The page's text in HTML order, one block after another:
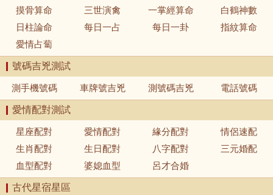
摸骨算命
三世演禽 一掌經算命
白鶴神數
日柱論命
每日一占 每日一卦
指紋算命
愛情占蔔
號碼吉兇測試
測手機號碼 車牌號吉兇 測號碼吉兇 電話號碼
愛情配對測試
星座配對 愛情配對 緣分配對
情侶速配
生肖配對
生日配對 八字配對
三元婚配
血型配對
婆媳血型 呂才合婚
古代星宿星區